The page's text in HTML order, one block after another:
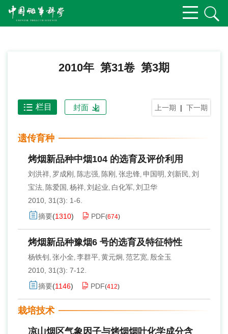
2010年 第31卷 第3期
上一期 | 下一期
栏目 封面
遗传育种
烤烟新品种中烟104 的选育及评价利用
刘洪祥, 罗成刚 , 陈志强, 陈刚 , 张忠锋, 申国明 , 刘新民, 刘
宝法, 陈爱国 , 杨祥, 刘起业, 白化军, 刘卫华
2010, 31(3): 1-6.
摘要(1310) PDF(674)
烤烟新品种豫烟6 号的选育及特征特性
杨铁钊, 张小全, 李群平, 黄元炯, 范艺宽, 殷全玉
2010, 31(3): 7-12.
摘要(1146) PDF(412)
栽培技术
凉山烟区气象因子与烤烟烟叶化学成分含